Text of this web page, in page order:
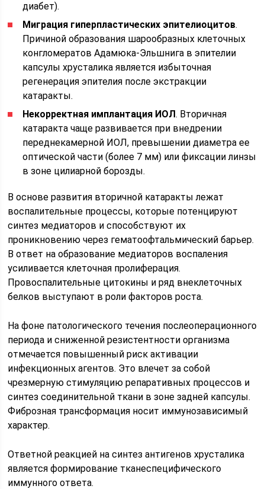
диабет).
Миграция гиперпластических эпителиоцитов.
Причиной образования шарообразных клеточных
конгломератов Адамюка-Эльшнига в эпителии
капсулы хрусталика является избыточная
регенерация эпителия после экстракции
катаракты.
Некорректная имплантация ИОЛ. Вторичная
катаракта чаще развивается при внедрении
переднекамерной ИОЛ, превышении диаметра ее
оптической части (более 7 мм) или фиксации линзы
в зоне цилиарной борозды.
В основе развития вторичной катаракты лежат
воспалительные процессы, которые потенцируют
синтез медиаторов и способствуют их
проникновению через гематоофтальмический барьер.
В ответ на образование медиаторов воспаления
усиливается клеточная пролиферация.
Провоспалительные цитокины и ряд внеклеточных
белков выступают в роли факторов роста.
На фоне патологического течения послеоперационного
периода и сниженной резистентности организма
отмечается повышенный риск активации
инфекционных агентов. Это влечет за собой
чрезмерную стимуляцию репаративных процессов и
синтез соединительной ткани в зоне задней капсулы.
Фиброзная трансформация носит иммунозависимый
характер.
Ответной реакцией на синтез антигенов хрусталика
является формирование тканеспецифического
иммунного ответа.